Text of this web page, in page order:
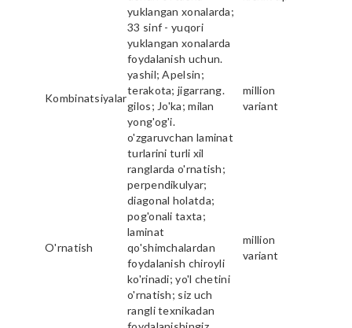
yuklangan xonalarda;
33 sinf - yuqori
yuklangan xonalarda
foydalanish uchun.
Kombinatsiyalar
yashil; Apelsin;
terakota; jigarrang.
gilos; Jo'ka; milan
yong'og'i.
million
variant
O'rnatish
o'zgaruvchan laminat
turlarini turli xil
ranglarda o'rnatish;
perpendikulyar;
diagonal holatda;
pog'onali taxta;
laminat
qo'shimchalardan
foydalanish chiroyli
ko'rinadi; yo'l chetini
o'rnatish; siz uch
rangli texnikadan
million
variant